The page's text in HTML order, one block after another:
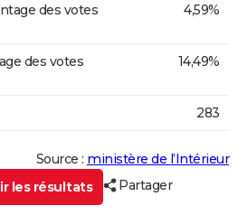
des votes
4,59%
des votes
14,49%
283
Source : ministère de l’Intérieur
les résultats
Partager